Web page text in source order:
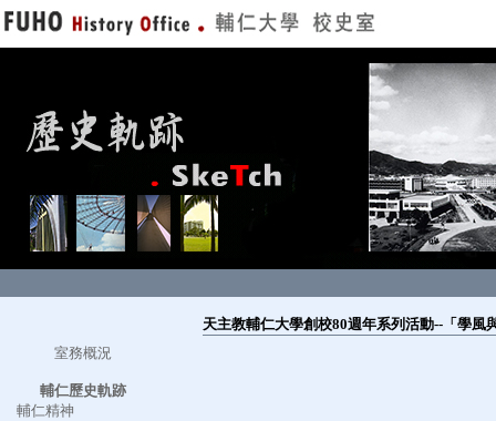
室務概況
輔仁歷史軌跡
輔仁精神
天主教輔仁大學創校80週年系列活動--「學風